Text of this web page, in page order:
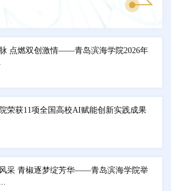
点燃双创激情——青岛滨海学院2026年
荣获11项全国高校AI赋能创新实践成果
采 青椒逐梦绽芳华——青岛滨海学院举